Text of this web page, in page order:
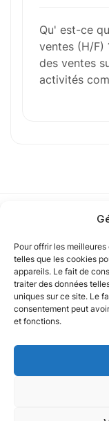
Pour offrir les
telles que les cookies
appareils. Le fait de
traiter des données
uniques sur ce site. Le
consentement peut
et fonctions.
Qu' est-ce
ventes (H/F)
des ventes
activités
Notre politique
Nos agences
Nos autres
Nos réseaux